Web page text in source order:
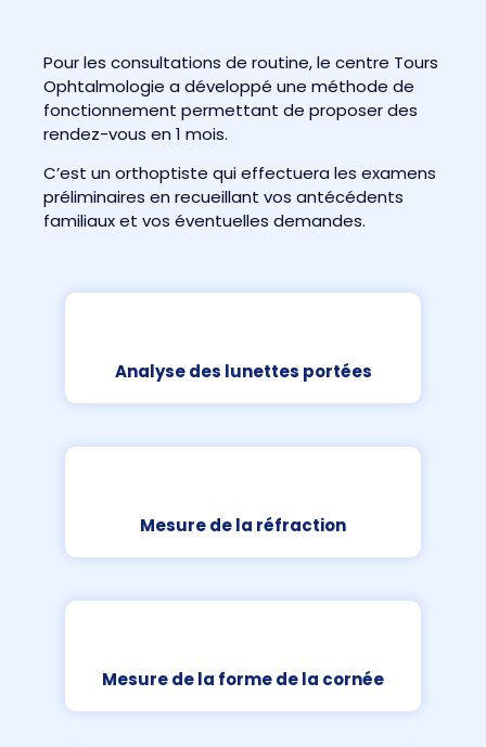
Pour les consultations de routine, le centre Tours
Ophtalmologie a développé une méthode de
fonctionnement permettant de proposer des
rendez-vous en 1 mois.
C’est un orthoptiste qui effectuera les examens
préliminaires en recueillant vos antécédents
familiaux et vos éventuelles demandes.
Analyse des lunettes portées
Mesure de la réfraction
Mesure de la forme de la cornée